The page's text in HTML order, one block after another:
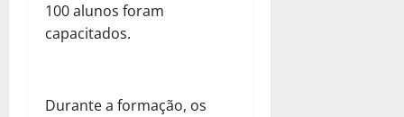
100 alunos foram
capacitados.
Durante a formação, os